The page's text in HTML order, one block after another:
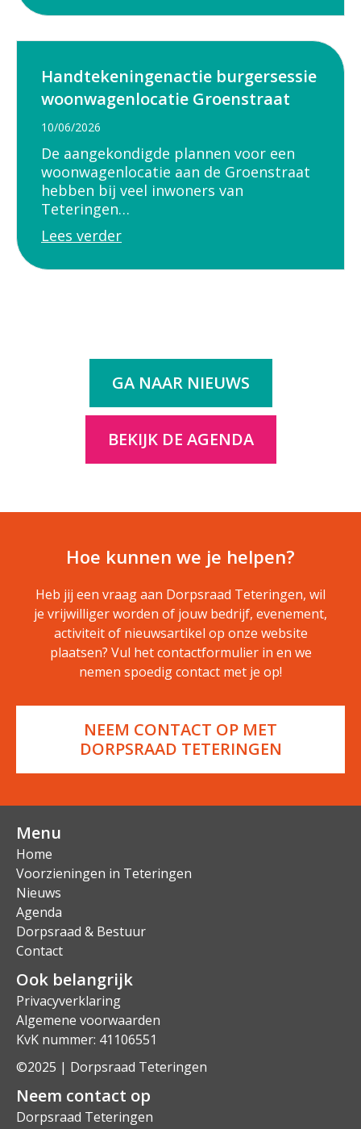
Handtekeningenactie burgersessie
woonwagenlocatie Groenstraat
10/06/2026
De aangekondigde plannen voor een
woonwagenlocatie aan de Groenstraat
hebben bij veel inwoners van
Teteringen…
Lees verder
GA NAAR NIEUWS
BEKIJK DE AGENDA
Hoe kunnen we je helpen?
Heb jij een vraag aan Dorpsraad Teteringen, wil
je vrijwilliger worden of jouw bedrijf, evenement,
activiteit of nieuwsartikel op onze website
plaatsen? Vul het contactformulier in en we
nemen spoedig contact met je op!
NEEM CONTACT OP MET
DORPSRAAD TETERINGEN
Menu
Home
Voorzieningen in Teteringen
Nieuws
Agenda
Dorpsraad & Bestuur
Contact
Ook belangrijk
Privacyverklaring
Algemene voorwaarden
KvK nummer: 41106551
©2025 | Dorpsraad Teteringen
Neem contact op
Dorpsraad Teteringen